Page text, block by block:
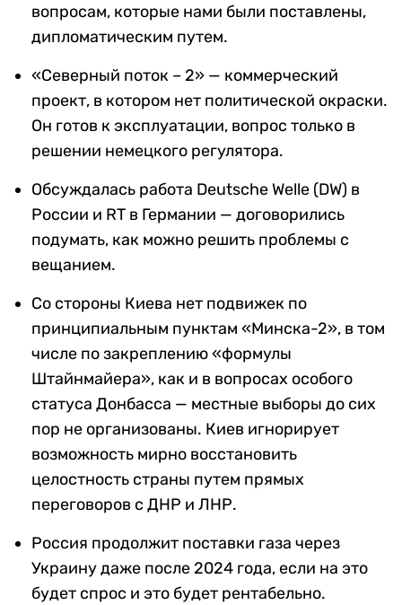
вопросам, которые нами были поставлены,
дипломатическим путем.
«Северный поток – 2» — коммерческий
проект, в котором нет политической окраски.
Он готов к эксплуатации, вопрос только в
решении немецкого регулятора.
Обсуждалась работа Deutsche Welle (DW) в
России и RT в Германии — договорились
подумать, как можно решить проблемы с
вещанием.
Со стороны Киева нет подвижек по
принципиальным пунктам «Минска-2», в том
числе по закреплению «формулы
Штайнмайера», как и в вопросах особого
статуса Донбасса — местные выборы до сих
пор не организованы. Киев игнорирует
возможность мирно восстановить
целостность страны путем прямых
переговоров с ДНР и ЛНР.
Россия продолжит поставки газа через
Украину даже после 2024 года, если на это
будет спрос и это будет рентабельно.